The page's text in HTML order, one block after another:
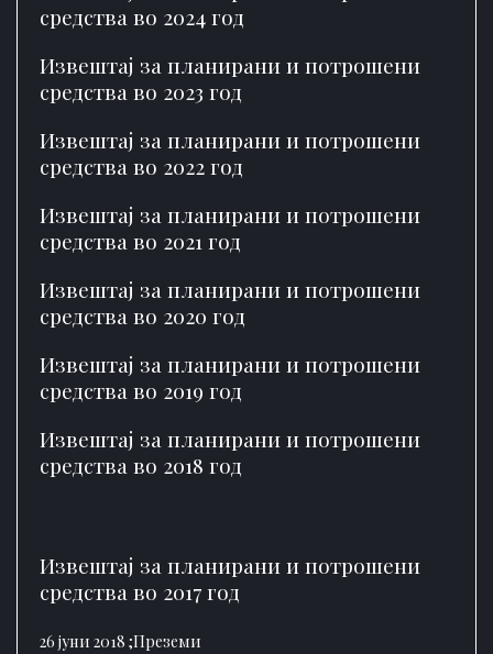
средства во 2024 год
Извештај за планирани и потрошени
средства во 2023 год
Извештај за планирани и потрошени
средства во 2022 год
Извештај за планирани и потрошени
средства во 2021 год
Извештај за планирани и потрошени
средства во 2020 год
Извештај за планирани и потрошени
средства во 2019 год
Извештај за планирани и потрошени
средства во 2018 год
Извештај за планирани и потрошени
средства во 2017 год
26 јуни 2018 ;Преземи